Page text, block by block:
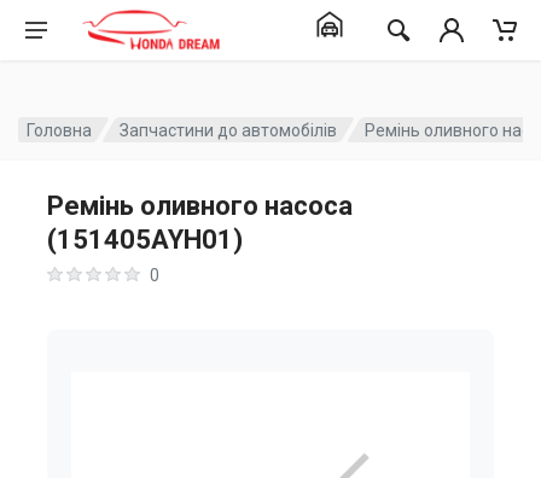
Головна Запчастини до автомобілів Ремінь оливного
Ремінь оливного насоса
(151405AYH01)
0